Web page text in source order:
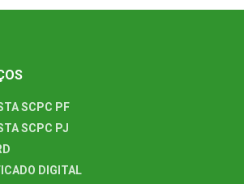
SCPC PF
SCPC PJ
DIGITAL